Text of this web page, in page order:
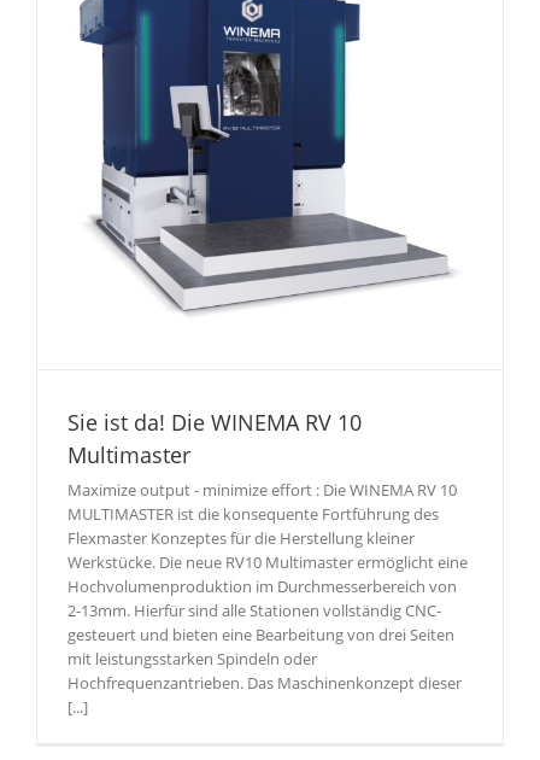
Sie ist da! Die WINEMA RV 10
Multimaster
Maximize output - minimize effort : Die WINEMA RV 10
MULTIMASTER ist die konsequente Fortführung des
Flexmaster Konzeptes für die Herstellung kleiner
Werkstücke. Die neue RV10 Multimaster ermöglicht eine
Hochvolumenproduktion im Durchmesserbereich von
2-13mm. Hierfür sind alle Stationen vollständig CNC-
gesteuert und bieten eine Bearbeitung von drei Seiten
mit leistungsstarken Spindeln oder
Hochfrequenzantrieben. Das Maschinenkonzept dieser
[...]